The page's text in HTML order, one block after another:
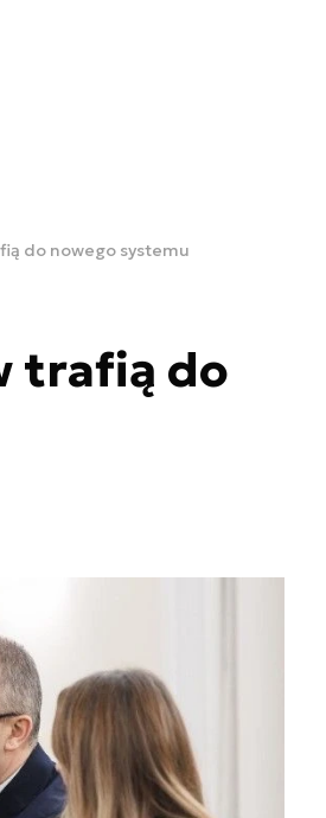
do nowego systemu
trafią do